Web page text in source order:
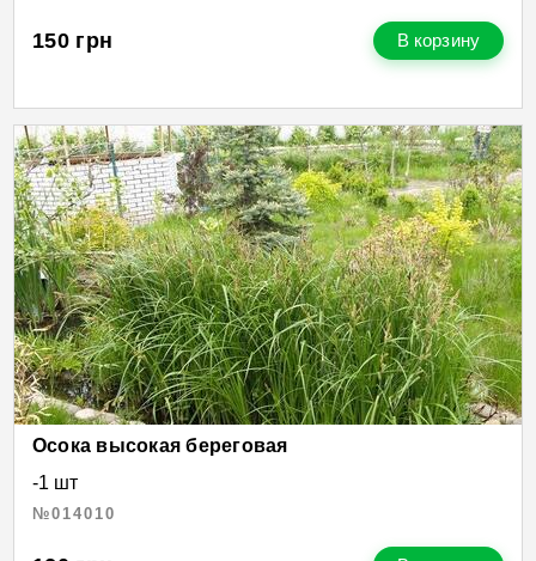
150 грн В корзину
Осока высокая береговая
-1 шт
№014010